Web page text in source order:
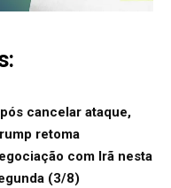
cancelar ataque,
retoma
com Irã nesta
(3/8)